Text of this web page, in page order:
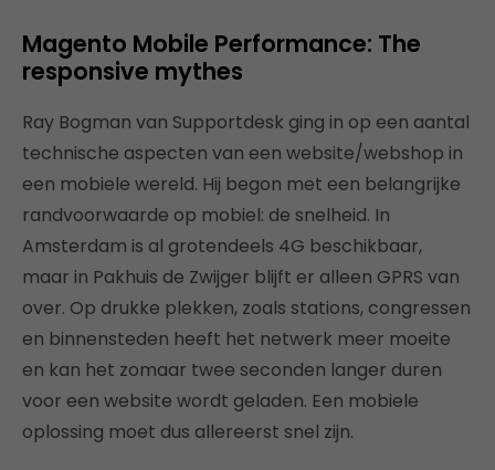
Magento Mobile Performance: The
responsive mythes
Ray Bogman van Supportdesk ging in op een aantal
technische aspecten van een website/webshop in
een mobiele wereld. Hij begon met een belangrijke
randvoorwaarde op mobiel: de snelheid. In
Amsterdam is al grotendeels 4G beschikbaar,
maar in Pakhuis de Zwijger blijft er alleen GPRS van
over. Op drukke plekken, zoals stations, congressen
en binnensteden heeft het netwerk meer moeite
en kan het zomaar twee seconden langer duren
voor een website wordt geladen. Een mobiele
oplossing moet dus allereerst snel zijn.